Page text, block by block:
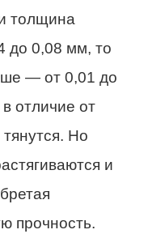
толщина
до 0,08 мм, то
— от 0,01 до
отличие от
Но
и
прочность.